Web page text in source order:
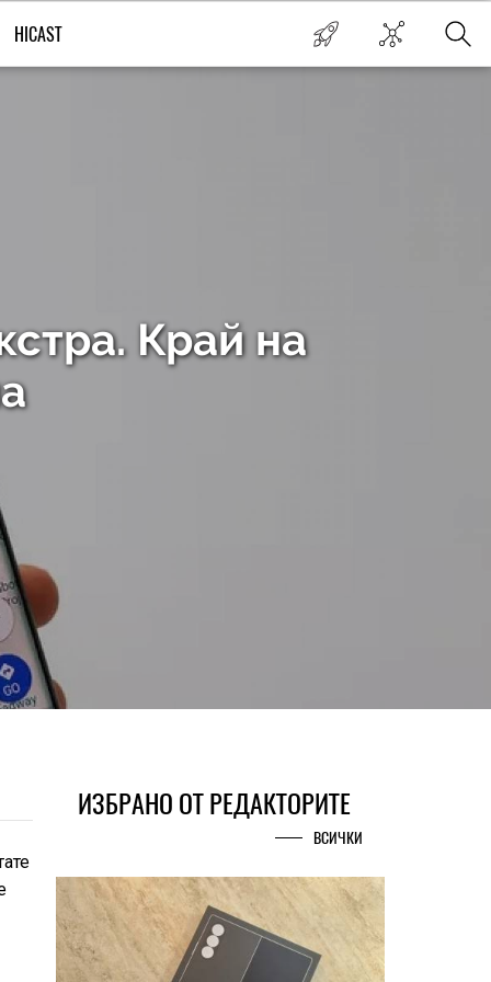
HICAST
Край на
ИЗБРАНО ОТ РЕДАКТОРИТЕ
ВСИЧКИ